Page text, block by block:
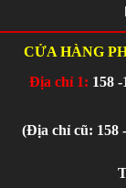
CỬA HÀNG
Địa chỉ 1: 158
(Địa chỉ cũ: 158